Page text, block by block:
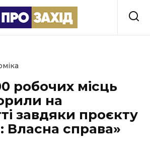
робочих місць
на
завдяки проєкту
Власна справа»